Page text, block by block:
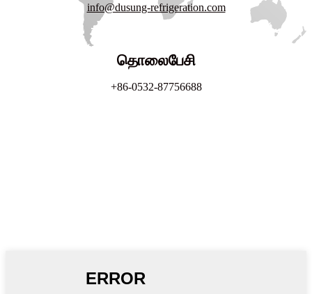
info@dusung-refrigeration.com
தொலைபேசி
+86-0532-87756688